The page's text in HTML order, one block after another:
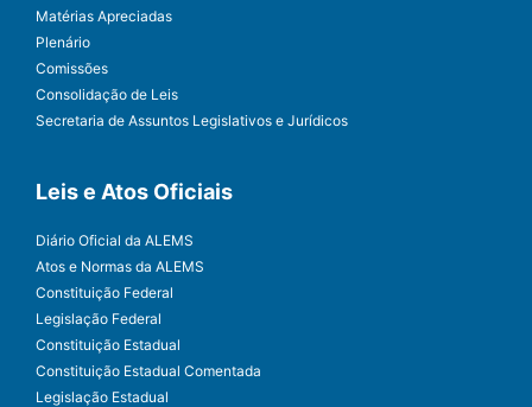
Matérias Apreciadas
Plenário
Comissões
Consolidação de Leis
Secretaria de Assuntos Legislativos e Jurídicos
Leis e Atos Oficiais
Diário Oficial da ALEMS
Atos e Normas da ALEMS
Constituição Federal
Legislação Federal
Constituição Estadual
Constituição Estadual Comentada
Legislação Estadual